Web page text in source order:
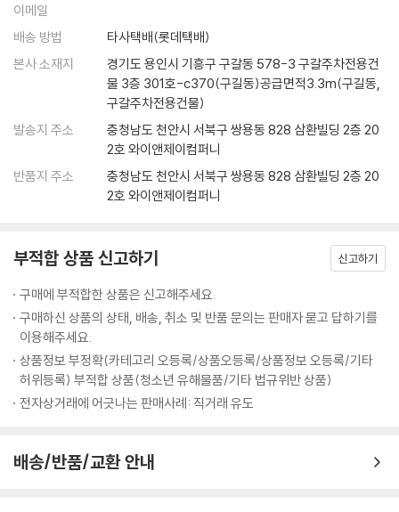
이메일
배송 방법
타사택배(롯데택배)
본사 소재지
경기도 용인시 기흥구 구갈동 578-3 구갈주차전용건
물 3층 301호-c370(구길동)공급면적3.3m(구길동,
구갈주차전용건물)
발송지 주소
충청남도 천안시 서북구 쌍용동 828 삼환빌딩 2층 20
2호 와이앤제이컴퍼니
반품지 주소
충청남도 천안시 서북구 쌍용동 828 삼환빌딩 2층 20
2호 와이앤제이컴퍼니
부적합 상품 신고하기 신고하기
구매에 부적합한 상품은 신고해주세요.
구매하신 상품의 상태, 배송, 취소 및 반품 문의는 판매자 묻고 답하기를
이용해주세요.
상품정보 부정확(카테고리 오등록/상품오등록/상품정보 오등록/기타
허위등록) 부적합 상품(청소년 유해물품/기타 법규위반 상품)
전자상거래에 어긋나는 판매사례: 직거래 유도
배송/반품/교환 안내